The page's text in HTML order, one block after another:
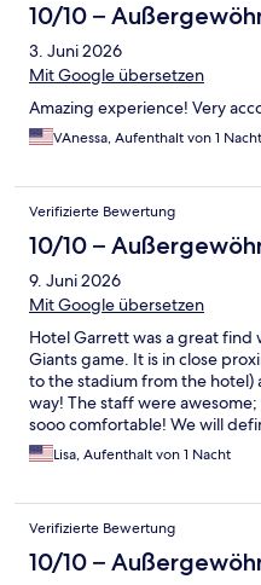
10/10 –
3. Juni 2026
Mit Google übersetzen
Amazing experience! Very
VAnessa, Aufenthalt von 1 Nacht
Verifizierte Bewertung
10/10 –
9. Juni 2026
Mit Google übersetzen
Hotel Garrett was a great find
Giants game. It is in close
to the stadium from the hotel)
way! The staff were
sooo comfortable! We will
anytime we come back to SF!
Lisa, Aufenthalt von 1 Nacht
Verifizierte Bewertung
10/10 –